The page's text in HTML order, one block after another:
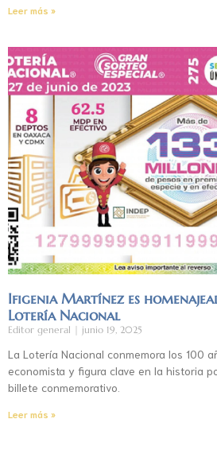
Leer más »
Ifigenia Martínez es
Lotería Nacional
Editor general junio 19, 2025
La Lotería Nacional conmemora los 100
economista y figura clave en la historia
billete conmemorativo.
Leer más »